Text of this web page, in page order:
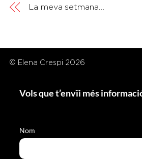
La meva setmana…
© Elena Crespi 2026
Vols que t’envïi més
Nom